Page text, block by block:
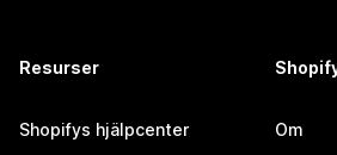
Resurser
Shopifys hjälpcenter Om